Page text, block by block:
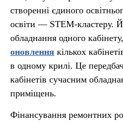
створенні єдиного
освіти — STEM-кластеру.
обладнання одного
оновлення кількох
в одному крилі. Це
кабінетів сучасним
приміщень.
Фінансування ремонтних